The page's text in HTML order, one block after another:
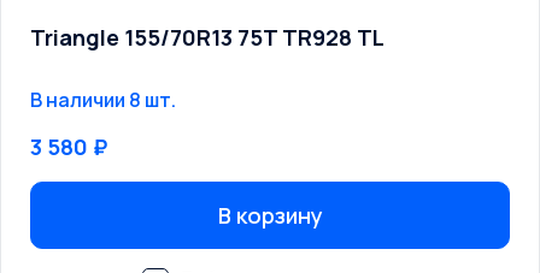
Triangle 155/70R13 75T TR928 TL
В наличии 8 шт.
3 580 ₽
В корзину